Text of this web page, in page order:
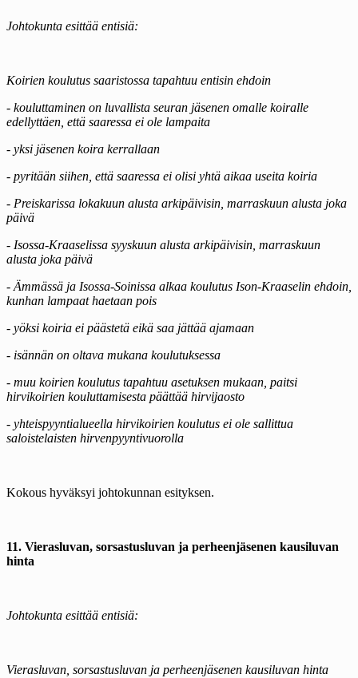
Johtokunta esittää entisiä:
Koirien koulutus saaristossa tapahtuu entisin ehdoin
- kouluttaminen on luvallista seuran jäsenen omalle koiralle
edellyttäen, että saaressa ei ole lampaita
- yksi jäsenen koira kerrallaan
- pyritään siihen, että saaressa ei olisi yhtä aikaa useita koiria
- Preiskarissa lokakuun alusta arkipäivisin, marraskuun alusta joka
päivä
- Isossa-Kraaselissa syyskuun alusta arkipäivisin, marraskuun
alusta joka päivä
- Ämmässä ja Isossa-Soinissa alkaa koulutus Ison-Kraaselin ehdoin,
kunhan lampaat haetaan pois
- yöksi koiria ei päästetä eikä saa jättää ajamaan
- isännän on oltava mukana koulutuksessa
- muu koirien koulutus tapahtuu asetuksen mukaan, paitsi
hirvikoirien kouluttamisesta päättää hirvijaosto
- yhteispyyntialueella hirvikoirien koulutus ei ole sallittua
saloistelaisten hirvenpyyntivuorolla
Kokous hyväksyi johtokunnan esityksen.
11. Vierasluvan, sorsastusluvan ja perheenjäsenen kausiluvan
hinta
Johtokunta esittää entisiä:
Vierasluvan, sorsastusluvan ja perheenjäsenen kausiluvan hinta